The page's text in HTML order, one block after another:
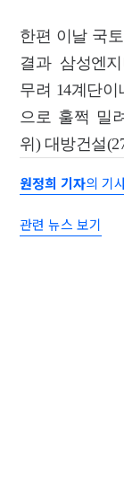
한편 이날 국
결과 삼성엔
무려 14계단
으로 훌쩍 밀
위) 대방건설
원정희 기자의 기
관련 뉴스 보기